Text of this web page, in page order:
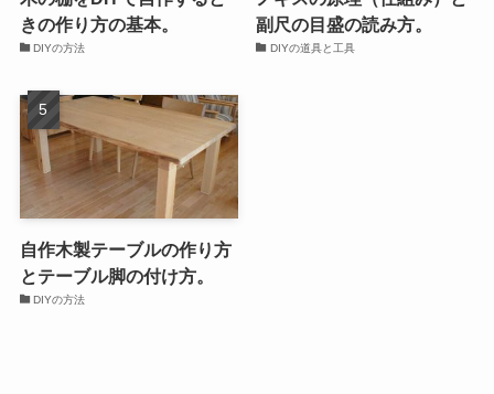
きの作り方の基本。
DIYの方法
副尺の目盛の読み方。
DIYの道具と工具
自作木製テーブルの作り方
とテーブル脚の付け方。
DIYの方法